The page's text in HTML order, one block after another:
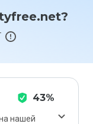
43%
нашей